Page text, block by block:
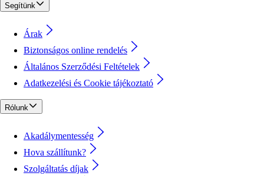
Segítünk
Árak
Biztonságos online rendelés
Általános Szerződési Feltételek
Adatkezelési és Cookie tájékoztató
Rólunk
Akadálymentesség
Hova szállítunk?
Szolgáltatás díjak